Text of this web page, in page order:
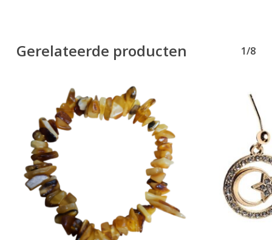
Gerelateerde producten 1/8